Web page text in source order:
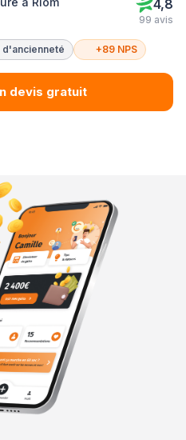
4,8
99 avis
d'ancienneté +89 NPS
devis gratuit